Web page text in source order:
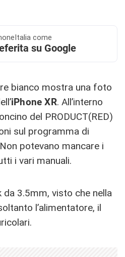
come
su Google
bianco mostra una foto
iPhone XR. All’interno
del PRODUCT(RED)
sul programma di
potevano mancare i
i vari manuali.
3.5mm, visto che nella
l’alimentatore, il